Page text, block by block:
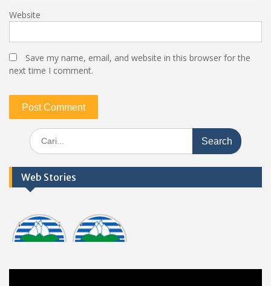
Website
Save my name, email, and website in this browser for the
next time I comment.
Search
for:
Web Stories
Informasi
Dokumen
tasi